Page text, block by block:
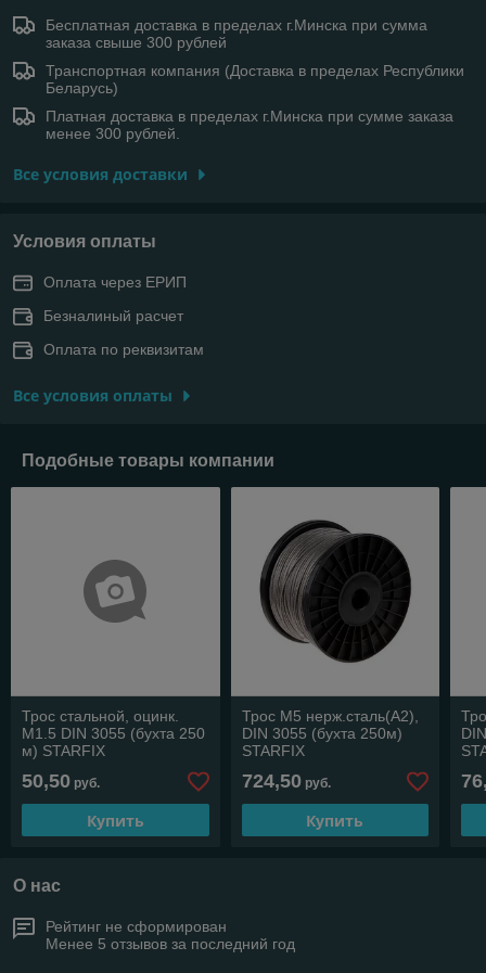
Бесплатная доставка в пределах г.Минска при сумма
заказа свыше 300 рублей
Транспортная компания (Доставка в пределах Республики
Беларусь)
Платная доставка в пределах г.Минска при сумме заказа
менее 300 рублей.
Все условия доставки
Условия оплаты
Оплата через ЕРИП
Безналиный расчет
Оплата по реквизитам
Все условия оплаты
Подобные товары компании
Трос стальной, оцинк.
М1.5 DIN 3055 (бухта 250
м) STARFIX
50,50 руб.
Купить
Трос М5 нерж.сталь(А2),
DIN 3055 (бухта 250м)
STARFIX
724,50руб.
Купить
О нас
Рейтинг не сформирован
Менее 5 отзывов за последний год